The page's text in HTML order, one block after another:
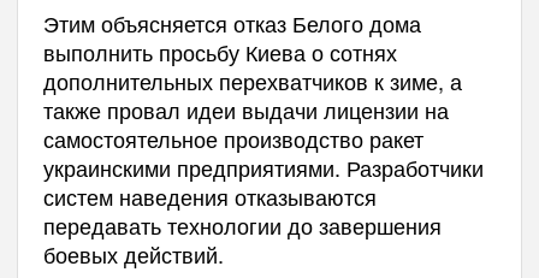
Этим объясняется отказ Белого дома
выполнить просьбу Киева о сотнях
дополнительных перехватчиков к зиме, а
также провал идеи выдачи лицензии на
самостоятельное производство ракет
украинскими предприятиями. Разработчики
систем наведения отказываются
передавать технологии до завершения
боевых действий.